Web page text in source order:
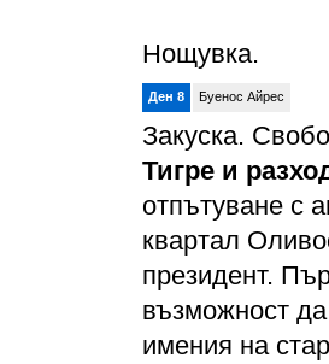
Нощувка.
Ден 8 Буенос Айрес
Закуска.
Тигре и
отпътуване с
квартал
президент.
възможност
имения на